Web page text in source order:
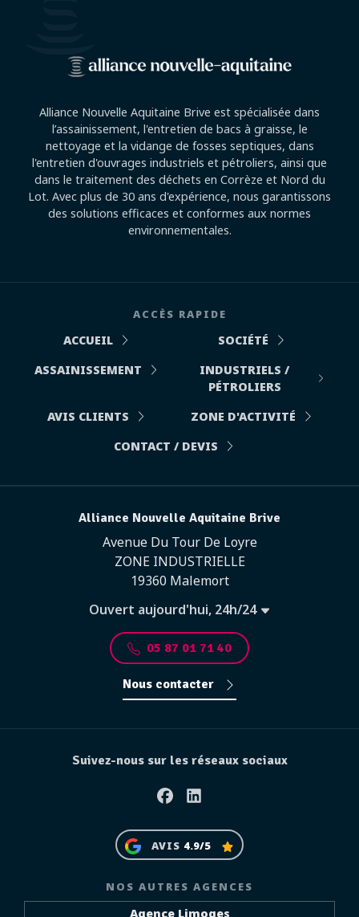
Alliance Nouvelle Aquitaine Brive est spécialisée dans
l’assainissement, l'entretien de bacs à graisse, le
nettoyage et la vidange de fosses septiques, dans
l'entretien d'ouvrages industriels et pétroliers, ainsi que
dans le traitement des déchets en Corrèze et Nord du
Lot. Avec plus de 30 ans d'expérience, nous garantissons
des solutions efficaces et conformes aux normes
environnementales.
ACCÈS RAPIDE
ACCUEIL
SOCIÉTÉ
ASSAINISSEMENT
INDUSTRIELS /
PÉTROLIERS
AVIS CLIENTS
ZONE D'ACTIVITÉ
CONTACT / DEVIS
Alliance Nouvelle Aquitaine Brive
Avenue Du Tour De Loyre
ZONE INDUSTRIELLE
19360 Malemort
Ouvert aujourd'hui, 24h/24
05 87 01 71 40
Nous contacter
Suivez-nous sur les réseaux sociaux
FacebookLinkedin
AVIS 4.9/5
NOS AUTRES AGENCES
Agence Limoges